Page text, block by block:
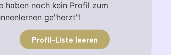
haben noch kein Profil zum
ge"herzt"!
Profil-Liste leeren